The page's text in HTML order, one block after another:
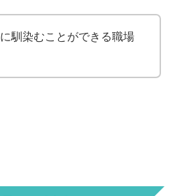
馴染むことができる職場